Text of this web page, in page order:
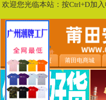
欢迎您光临本站：按Ctrl+D加
安福相册首页 莆田电商城